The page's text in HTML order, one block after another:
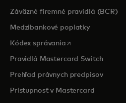
Záväzné firemné pravidlá (BCR)
Medzibankové poplatky
Kódex správaniaopens in a new tab
Pravidlá Mastercard Switch
Prehľad právnych predpisov
Prístupnosť v Mastercard